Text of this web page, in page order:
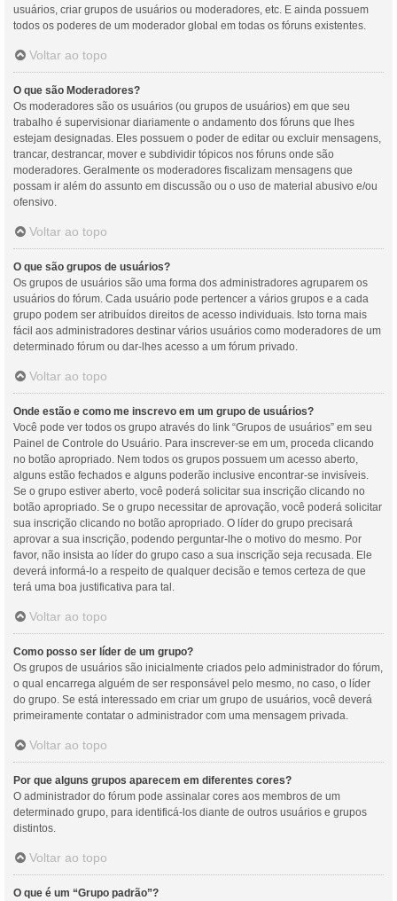
usuários, criar grupos de usuários ou moderadores, etc. E ainda possuem
todos os poderes de um moderador global em todas os fóruns existentes.
Voltar ao topo
O que são Moderadores?
Os moderadores são os usuários (ou grupos de usuários) em que seu
trabalho é supervisionar diariamente o andamento dos fóruns que lhes
estejam designadas. Eles possuem o poder de editar ou excluir mensagens,
trancar, destrancar, mover e subdividir tópicos nos fóruns onde são
moderadores. Geralmente os moderadores fiscalizam mensagens que
possam ir além do assunto em discussão ou o uso de material abusivo e/ou
ofensivo.
Voltar ao topo
O que são grupos de usuários?
Os grupos de usuários são uma forma dos administradores agruparem os
usuários do fórum. Cada usuário pode pertencer a vários grupos e a cada
grupo podem ser atribuídos direitos de acesso individuais. Isto torna mais
fácil aos administradores destinar vários usuários como moderadores de um
determinado fórum ou dar-lhes acesso a um fórum privado.
Voltar ao topo
Onde estão e como me inscrevo em um grupo de usuários?
Você pode ver todos os grupo através do link “Grupos de usuários” em seu
Painel de Controle do Usuário. Para inscrever-se em um, proceda clicando
no botão apropriado. Nem todos os grupos possuem um acesso aberto,
alguns estão fechados e alguns poderão inclusive encontrar-se invisíveis.
Se o grupo estiver aberto, você poderá solicitar sua inscrição clicando no
botão apropriado. Se o grupo necessitar de aprovação, você poderá solicitar
sua inscrição clicando no botão apropriado. O líder do grupo precisará
aprovar a sua inscrição, podendo perguntar-lhe o motivo do mesmo. Por
favor, não insista ao líder do grupo caso a sua inscrição seja recusada. Ele
deverá informá-lo a respeito de qualquer decisão e temos certeza de que
terá uma boa justificativa para tal.
Voltar ao topo
Como posso ser líder de um grupo?
Os grupos de usuários são inicialmente criados pelo administrador do fórum,
o qual encarrega alguém de ser responsável pelo mesmo, no caso, o líder
do grupo. Se está interessado em criar um grupo de usuários, você deverá
primeiramente contatar o administrador com uma mensagem privada.
Voltar ao topo
Por que alguns grupos aparecem em diferentes cores?
O administrador do fórum pode assinalar cores aos membros de um
determinado grupo, para identificá-los diante de outros usuários e grupos
distintos.
Voltar ao topo
O que é um “Grupo padrão”?